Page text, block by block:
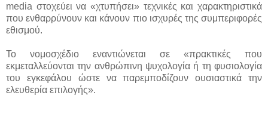
media στοχεύει να «χτυπήσει» τεχνικές και χαρακτηριστικά
που ενθαρρύνουν και κάνουν πιο ισχυρές της συμπεριφορές
εθισμού.
Το νομοσχέδιο εναντιώνεται σε «πρακτικές που
εκμεταλλεύονται την ανθρώπινη ψυχολογία ή τη φυσιολογία
του εγκεφάλου ώστε να παρεμποδίζουν ουσιαστικά την
ελευθερία επιλογής».